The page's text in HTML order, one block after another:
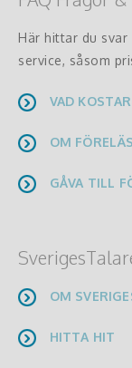
Här hittar du
service, såsom
VAD
OM
GÅVA TILL
OM
HITTA HIT